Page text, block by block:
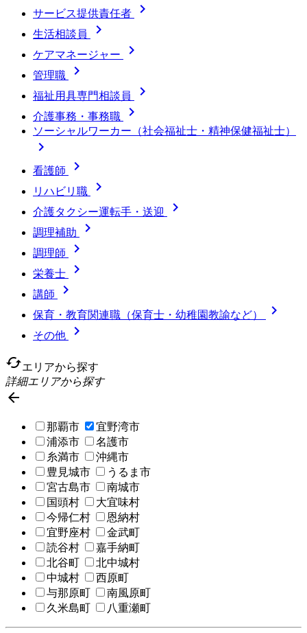
サービス提供責任者 
生活相談員 
ケアマネージャー 
管理職 
福祉用具専門相談員 
介護事務・事務職 
ソーシャルワーカー（社会福祉士・精神保健福祉士）

看護師 
リハビリ職 
介護タクシー運転手・送迎 
調理補助 
調理師 
栄養士 
講師 
保育・教育関連職（保育士・幼稚園教諭など） 
その他

cachedエリアから探す
詳細エリアから探す

那覇市
宜野湾市
浦添市
名護市
糸満市
沖縄市
豊見城市
うるま市
宮古島市
南城市
国頭村
大宜味村
今帰仁村
恩納村
宜野座村
金武町
読谷村
嘉手納町
北谷町
北中城村
中城村
西原町
与那原町
南風原町
久米島町
八重瀬町